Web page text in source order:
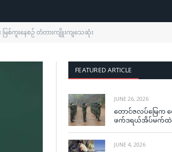
ြစ်ကူးနေစဉ် တံတားကျိူးကျသေဆုံး
FEATURED ARTICLE
JUNE 26, 2026
တောင်ဇလပ်မြေက တ
ဖက်ဒရယ်အိပ်မက်
JUNE 4, 2026